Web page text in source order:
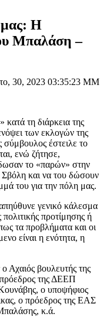
μας: Η
Μπαλάση –
30, 2023 03:35:23 ΜΜ
τη διάρκεια της
των εκλογών της
έστειλε το
ενώ ζήτησε,
το «παρών» στην
και να του δώσουν
του για την πόλη μας.
γενικό κάλεσμα
προτίμησης ή
τα προβλήματα και οι
είναι η ενότητα, η
Αχαιός βουλευτής της
της ΔΕΕΠ
ο υποψήφιος
ο πρόεδρος της ΕΑΣ
κ.ά.